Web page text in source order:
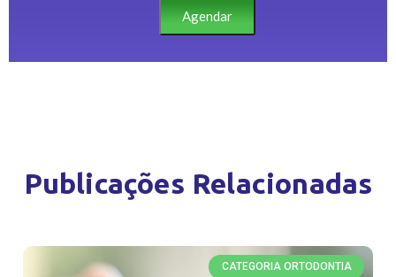
Agendar
Publicações Relacionadas
CATEGORIA ORTODONTIA